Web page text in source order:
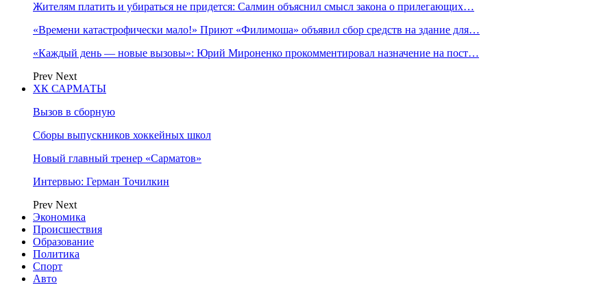
Жителям платить и убираться не придется: Салмин объяснил смысл закона о прилегающих…
«Времени катастрофически мало!» Приют «Филимоша» объявил сбор средств на здание для…
«Каждый день — новые вызовы»: Юрий Мироненко прокомментировал назначение на пост…
Prev Next
ХК САРМАТЫ
Вызов в сборную
Сборы выпускников хоккейных школ
Новый главный тренер «Сарматов»
Интервью: Герман Точилкин
Prev Next
Экономика
Происшествия
Образование
Политика
Спорт
Авто